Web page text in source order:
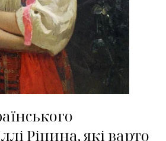
Ріпина, які варто